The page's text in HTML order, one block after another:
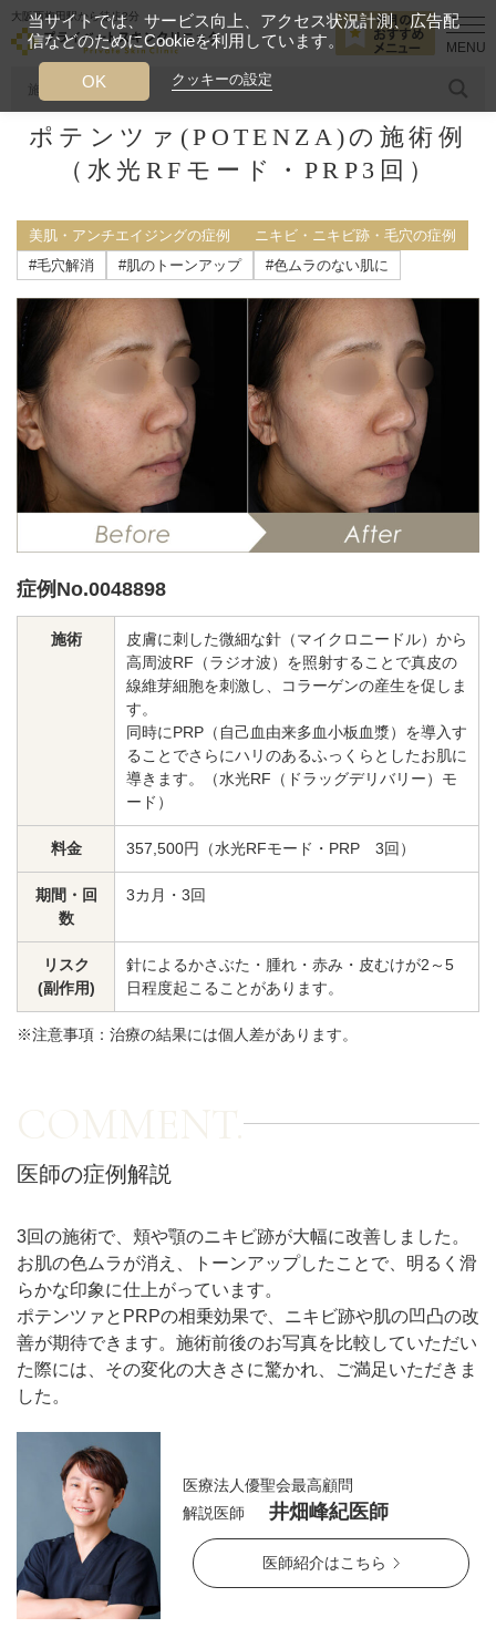
大阪西梅田駅から徒歩2分
人気のワード 糸リフト ヒアルロン酸 リジュランアイ
今月のおすすめメニュー
当クリニック月替わりのおすすめのメニュー
プライベートスキンクリニックが
選ばれる理由
クリニックについて
料金一覧
初めての方へ
お悩みで探す 施術メニュー
医師紹介
医師の
スケジュール
アクセス
西梅田から徒歩2分
予約方法に
ついて
美容ブログ
オンラインショップ
LINE予約 WEB予約
施術症例 美肌・アンチエイジングの症例 ポテンツァ
ポテンツァ(POTENZA)の施術例
（水光RFモード・PRP3回）
美肌・アンチエイジングの症例
ニキビ・ニキビ跡・毛穴の症例
#毛穴解消
#肌のトーンアップ #色ムラのない肌に
症例No.0048898
施術
皮膚に刺した微細な針（マイクロニードル）から
高周波RF（ラジオ波）を照射することで真皮の
線維芽細胞を刺激し、コラーゲンの産生を促しま
す。
同時にPRP（自己血由来多血小板血漿）を導入す
ることでさらにハリのあるふっくらとしたお肌に
導きます。（水光RF（ドラッグデリバリー）モ
ード）
料金 357,500円（水光RFモード・PRP 3回）
期間・回
数
3カ月・3回
リスク
(副作用)
針によるかさぶた・腫れ・赤み・皮むけが2～5
日程度起こることがあります。
※注意事項：治療の結果には個人差があります。
医師の症例解説
3回の施術で、頬や顎のニキビ跡が大幅に改善しました。
お肌の色ムラが消え、トーンアップしたことで、明るく滑
らかな印象に仕上がっています。
ポテンツァとPRPの相乗効果で、ニキビ跡や肌の凹凸の改
善が期待できます。施術前後のお写真を比較していただい
た際には、その変化の大きさに驚かれ、ご満足いただきま
した。
医療法人優聖会最高顧問
解説医師
井畑峰紀医師
医師紹介はこちら
当サイトでは、サービス向上、アクセス状況計測、広告配
信などのためにCookieを利用しています。
クッキーの設定
OK